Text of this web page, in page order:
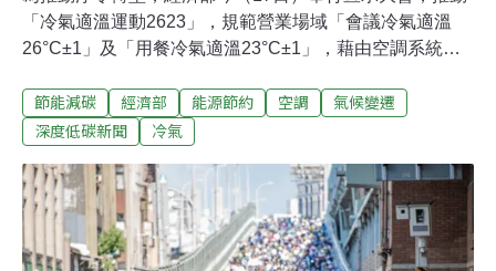
「冷氣適溫運動2623」，規範營業場域「會議冷氣適溫
26°C±1」及「用餐冷氣適溫23°C±1」，藉由空調系統改
101、圓山大飯店、麥當勞、家樂福等32家服務業響應。
經濟部今也揭示「冷氣適溫識別標示」方便民眾辨識，今
節能減碳店家。自願32家企業試辦 非用餐時段26°C、用
餐時段23°C經濟部今年起推動「冷氣適溫運動2623」，規
範營業場域「會議冷氣適溫26°C±1」及「用餐冷氣適溫
23°C±1」，包括台北101、麥當勞、家樂福、遠東
節能減碳 經濟部 能源節約 空調
氣候變遷
深度低碳新聞
冷氣